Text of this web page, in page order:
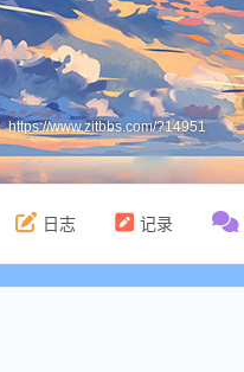
https://www.zitbbs.com/?14951
日志 记录